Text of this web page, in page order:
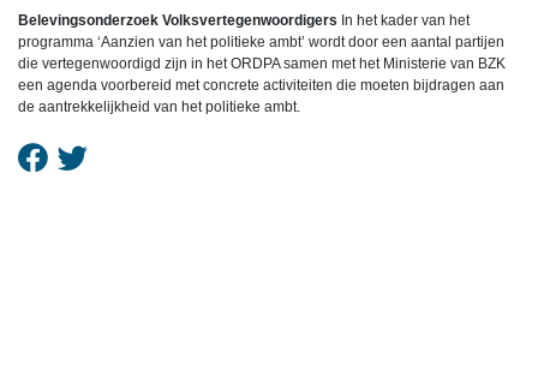
Belevingsonderzoek Volksvertegenwoordigers In het kader van het
programma ‘Aanzien van het politieke ambt’ wordt door een aantal partijen
die vertegenwoordigd zijn in het ORDPA samen met het Ministerie van BZK
een agenda voorbereid met concrete activiteiten die moeten bijdragen aan
de aantrekkelijkheid van het politieke ambt.